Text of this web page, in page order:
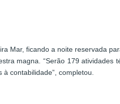
Mar, ficando a noite reservada
magna. “Serão 179 atividades
contabilidade”, completou.